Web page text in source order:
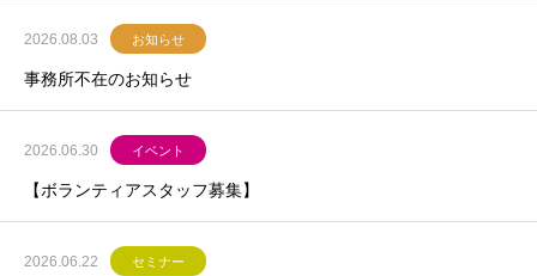
2026.08.03 お知らせ
事務所不在のお知らせ
2026.06.30 イベント
【ボランティアスタッフ募集】
2026.06.22 セミナー